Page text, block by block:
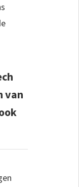
van